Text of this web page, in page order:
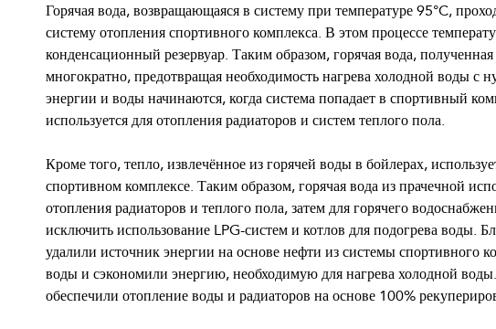
Горячая вода, возвращающаяся в систему при температуре 95°C,
систему отопления спортивного комплекса. В этом процессе
конденсационный резервуар. Таким образом, горячая вода,
многократно, предотвращая необходимость нагрева холодной воды
энергии и воды начинаются, когда система попадает в спортивный
используется для отопления радиаторов и систем теплого пола.
Кроме того, тепло, извлечённое из горячей воды в бойлерах,
спортивном комплексе. Таким образом, горячая вода из прачечной
отопления радиаторов и теплого пола, затем для горячего
исключить использование LPG-систем и котлов для подогрева воды.
удалили источник энергии на основе нефти из системы спортивного
воды и сэкономили энергию, необходимую для нагрева холодной
обеспечили отопление воды и радиаторов на основе 100%